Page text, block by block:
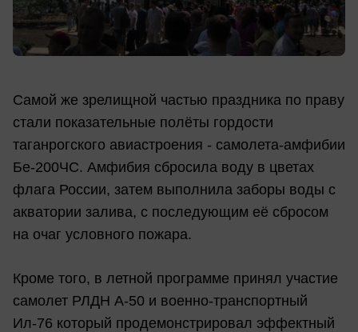
Самой же зрелищной частью праздника по праву
стали показательные полёты гордости
таганрогского авиастроения - самолета-амфибии
Бе-200ЧС. Амфибия сбросила воду в цветах
флага России, затем выполнила заборы воды с
акватории залива, с последующим её сбросом
на очаг условного пожара.
Кроме того, в летной программе принял участие
самолет РЛДН А-50 и военно-транспортный
Ил-76 который продемонстрировал эффектный